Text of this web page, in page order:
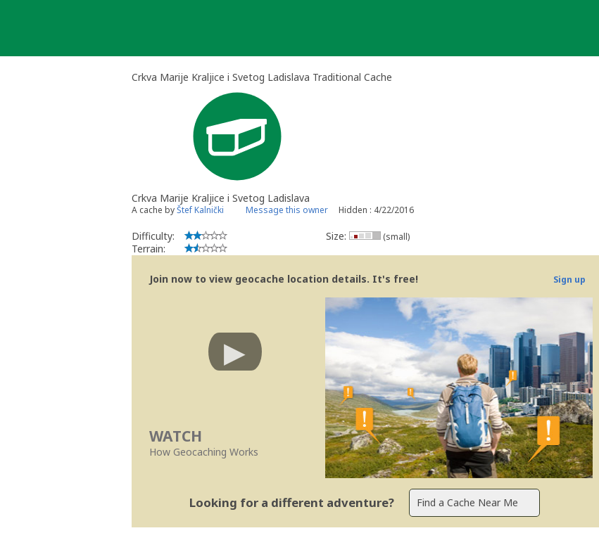
Crkva Marije Kraljice i Svetog Ladislava Traditional Cache
Crkva Marije Kraljice i Svetog Ladislava
A cache byŠtef Kalnički Message this owner Hidden : 4/22/2016
Difficulty:
Terrain:
Size: (small)
Join now to view geocache location details. It's free! Sign up
WATCH
How Geocaching Works
Looking for a different adventure?